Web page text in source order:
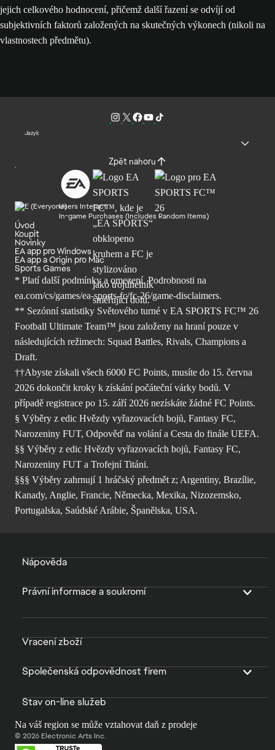
jejich celkového hodnocení, přičemž další řazení se odvíjí od
subjektivních faktorů založených na skutečných výkonech (nikoli na
vlastnostech předmětu).
Jazyk
Zpět nahoru
Users Interact
In-game Purchases (Includes Random Items)
Úvod
Koupit
Novinky
EA app pro Windows
EA app a Origin pro Mac
Sports Games
* Platí další podmínky a omezení. Podrobnosti na
ea.com/cs/games/ea-sports-fc/fc-26/game-disclaimers.
** Sezónní statistiky Světového turné v EA SPORTS FC™ 26
Football Ultimate Team™ jsou založeny na hraní pouze v
následujících režimech: Squad Battles, Rivals, Champions a
Draft.
††Abyste získali všech 6000 FC Points, musíte do 15. června
2026 dokončit kroky k získání počáteční várky bodů. V
případě registrace po 15. září 2026 nezískáte žádné FC Points.
§ Výběry z edic Hvězdy vyřazovacích bojů, Fantasy FC,
Narozeniny FUT, Odpověď na volání a Cesta do finále UEFA.
§§ Výběry z edic Hvězdy vyřazovacích bojů, Fantasy FC,
Narozeniny FUT a Trofejní Titáni.
§§§ Výběry zahrnují 1 hráčský předmět z; Argentiny, Brazílie,
Kanady, Anglie, Francie, Německa, Mexika, Nizozemsko,
Portugalska, Saúdské Arábie, Španělska, USA.
Nápověda
Právní informace a soukromí
Vracení zboží
Společenská odpovědnost firem
Stav on-line služeb
Na váš region se může vztahovat daň z prodeje
© 2026 Electronic Arts Inc.